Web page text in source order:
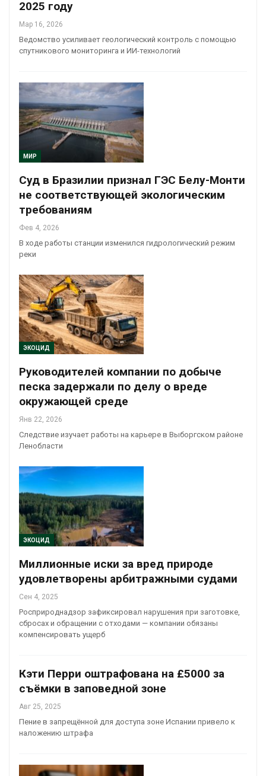
2025 году
Мар 16, 2026
Ведомство усиливает геологический контроль с помощью
спутникового мониторинга и ИИ-технологий
МИР
Суд в Бразилии признал ГЭС Белу-Монти
не соответствующей экологическим
требованиям
Фев 4, 2026
В ходе работы станции изменился гидрологический режим
реки
ЭКОЦИД
Руководителей компании по добыче
песка задержали по делу о вреде
окружающей среде
Янв 22, 2026
Следствие изучает работы на карьере в Выборгском районе
Ленобласти
ЭКОЦИД
Миллионные иски за вред природе
удовлетворены арбитражными судами
Сен 4, 2025
Росприроднадзор зафиксировал нарушения при заготовке,
сбросах и обращении с отходами — компании обязаны
компенсировать ущерб
Кэти Перри оштрафована на £5000 за
съёмки в заповедной зоне
Авг 25, 2025
Пение в запрещённой для доступа зоне Испании привело к
наложению штрафа